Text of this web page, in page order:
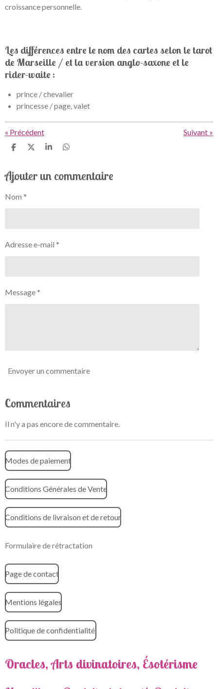
croissance personnelle.
Les différences entre le nom des cartes selon le tarot
de Marseille / et la version anglo-saxone et le
rider-waite :
prince / chevalier
princesse / page, valet
« Précédent Suivant »
P
t
a
e
P
t
a
P
t
a
P
t
a
Ajouter un commentaire
Nom *
Adresse e-mail *
Message *
Envoyer un commentaire
Commentaires
Il n'y a pas encore de commentaire.
Modes de paiement
Conditions Générales de Vente
Conditions de livraison et de retour
Formulaire de rétractation
Page de contact
Mentions légales
Politique de confidentialité
Oracles, Arts divinatoires, Ésotérisme